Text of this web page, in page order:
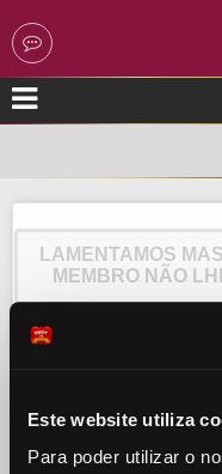
Este website utiliza
Para poder utilizar o
LAMENTAMOS
MEMBRO NÃO